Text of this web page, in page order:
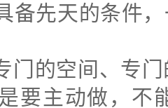
备先天的条件
门的空间、专
要主动做，不